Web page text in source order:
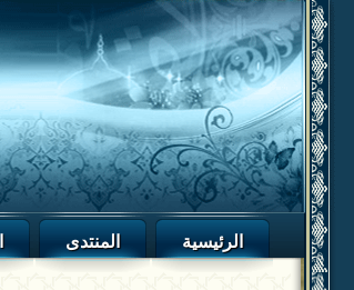
المنتدى الرئيسية